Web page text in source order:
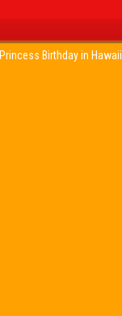
Princess Birthday in Hawaii